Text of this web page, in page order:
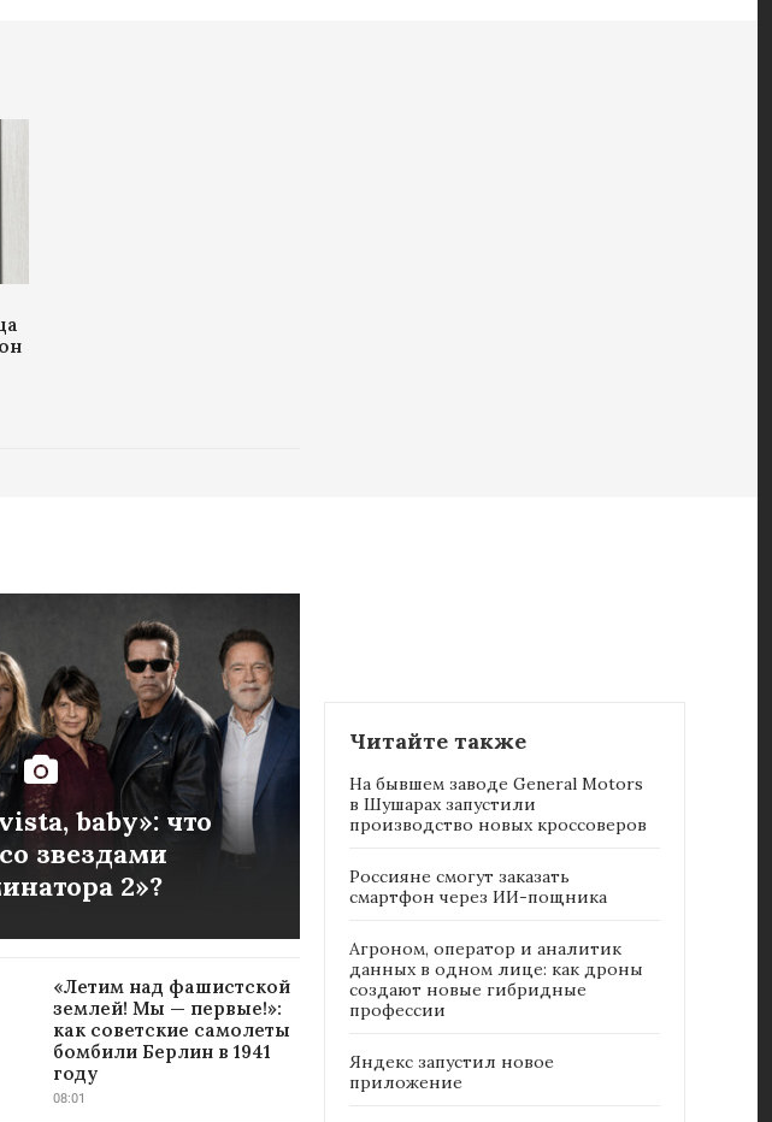
baby»: что
звездами
2»?
«Летим над фашистской
землей! Мы — первые!»:
как советские самолеты
бомбили Берлин в 1941
году
08:01
Читайте также
На бывшем заводе General Motors
в Шушарах запустили
производство новых кроссоверов
Россияне cмогут заказать
смартфон через ИИ-пощника
Агроном, оператор и аналитик
данных в одном лице: как дроны
создают новые гибридные
профессии
Яндекс запустил новое
приложение